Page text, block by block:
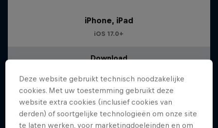
iPhone, iPad
iOS 17.0+
Download
Deze website gebruikt technisch noodzakelijke
cookies. Met uw toestemming gebruikt deze
website extra cookies (inclusief cookies van
derden) of soortgelijke technologieën om onze site
te laten werken, voor marketingdoeleinden en om